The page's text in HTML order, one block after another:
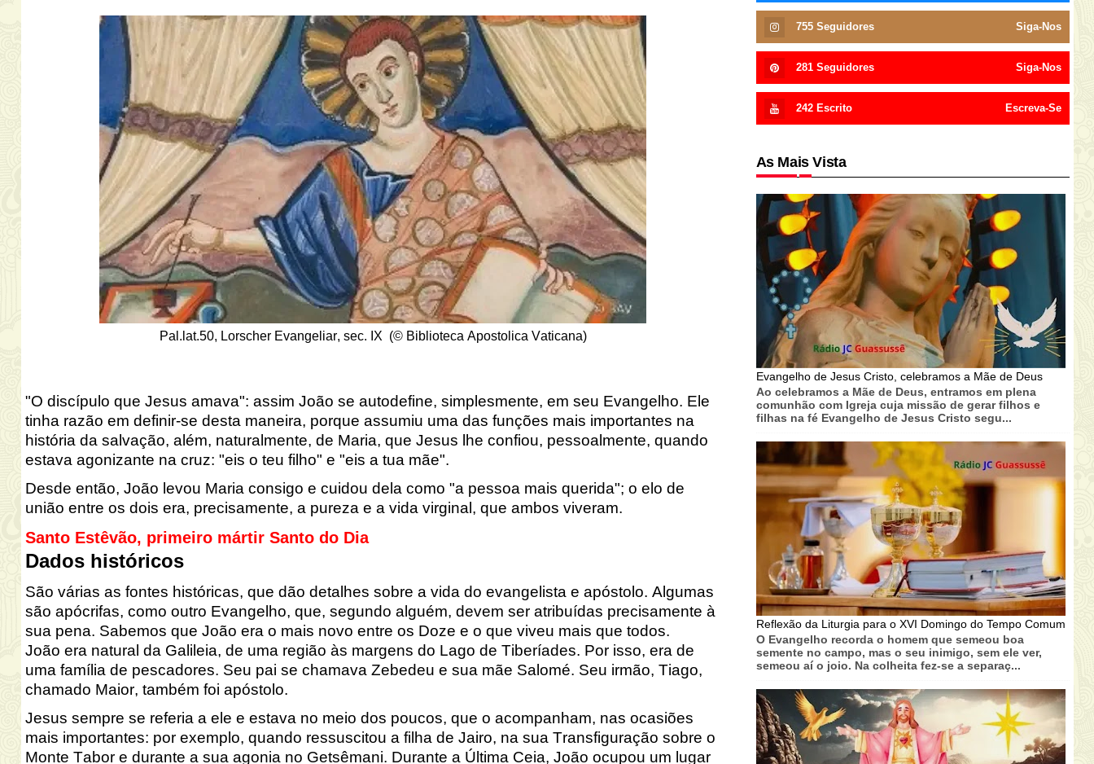
Pal.lat.50, Lorscher Evangeliar, sec. IX (© Biblioteca Apostolica Vaticana)
"O discípulo que Jesus amava": assim João se autodefine, simplesmente, em seu Evangelho. Ele
tinha razão em definir-se desta maneira, porque assumiu uma das funções mais importantes na
história da salvação, além, naturalmente, de Maria, que Jesus lhe confiou, pessoalmente, quando
estava agonizante na cruz: "eis o teu filho" e "eis a tua mãe".
Desde então, João levou Maria consigo e cuidou dela como "a pessoa mais querida"; o elo de
união entre os dois era, precisamente, a pureza e a vida virginal, que ambos viveram.
Santo Estêvão, primeiro mártir Santo do Dia
Dados históricos
São várias as fontes históricas, que dão detalhes sobre a vida do evangelista e apóstolo. Algumas
são apócrifas, como outro Evangelho, que, segundo alguém, devem ser atribuídas precisamente à
sua pena. Sabemos que João era o mais novo entre os Doze e o que viveu mais que todos.
João era natural da Galileia, de uma região às margens do Lago de Tiberíades. Por isso, era de
uma família de pescadores. Seu pai se chamava Zebedeu e sua mãe Salomé. Seu irmão, Tiago,
chamado Maior, também foi apóstolo.
Jesus sempre se referia a ele e estava no meio dos poucos, que o acompanham, nas ocasiões
mais importantes: por exemplo, quando ressuscitou a filha de Jairo, na sua Transfiguração sobre o
Monte Tabor e durante a sua agonia no Getsêmani. Durante a Última Ceia, João ocupou um lugar
755 Seguidores Siga-Nos
281 Seguidores Siga-Nos
242 Escrito Escreva-Se
As Mais Vista
Evangelho de Jesus Cristo, celebramos a Mãe de Deus
Ao celebramos a Mãe de Deus, entramos em plena
comunhão com Igreja cuja missão de gerar filhos e
filhas na fé Evangelho de Jesus Cristo segu...
Reflexão da Liturgia para o XVI Domingo do Tempo Comum
O Evangelho recorda o homem que semeou boa
semente no campo, mas o seu inimigo, sem ele ver,
semeou aí o joio. Na colheita fez-se a separaç...